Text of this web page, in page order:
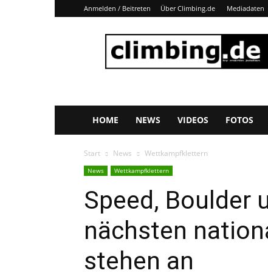
Anmelden / Beitreten Über Climbing.de Mediadaten
Climbing.de
HOME NEWS VIDEOS FOTOS
Start News Wettkampfklettern
News Wettkampfklettern
Speed, Boulder
nächsten
stehen an